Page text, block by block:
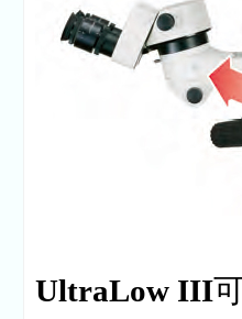
UltraLow III